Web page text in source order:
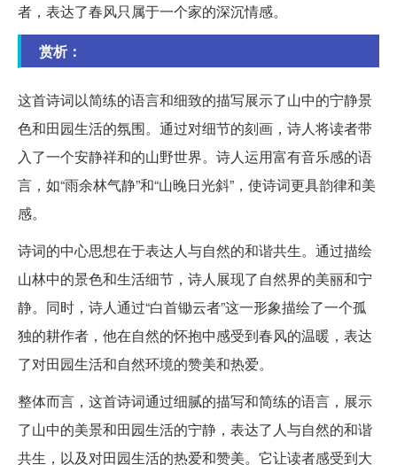
者，表达了春风只属于一个家的深沉情感。
赏析：
这首诗词以简练的语言和细致的描写展示了山中的宁静景
色和田园生活的氛围。通过对细节的刻画，诗人将读者带
入了一个安静祥和的山野世界。诗人运用富有音乐感的语
言，如“雨余林气静”和“山晚日光斜”，使诗词更具韵律和美
感。
诗词的中心思想在于表达人与自然的和谐共生。通过描绘
山林中的景色和生活细节，诗人展现了自然界的美丽和宁
静。同时，诗人通过“白首锄云者”这一形象描绘了一个孤
独的耕作者，他在自然的怀抱中感受到春风的温暖，表达
了对田园生活和自然环境的赞美和热爱。
整体而言，这首诗词通过细腻的描写和简练的语言，展示
了山中的美景和田园生活的宁静，表达了人与自然的和谐
共生，以及对田园生活的热爱和赞美。它让读者感受到大